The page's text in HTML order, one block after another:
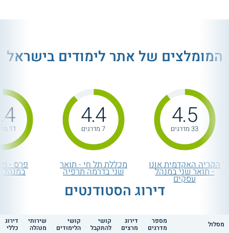
המומלצים של אתר לימודים בישראל
4.5
33 מדרגים
הקריה האקדמית אונו
- תואר שני במנהל
עסקים
4.4
7 מדרגים
מכללת תל חי - תואר
שני בדרמה תרפיה
11 מדרגים
פרס -
במנהל
דירוג הסטודנטים
מסלול מספר
מדרגים
דירוג
מרצים
קושי
להתקבל
קושי
הלימודים
שירותי
מנהלה
דירוג
כללי